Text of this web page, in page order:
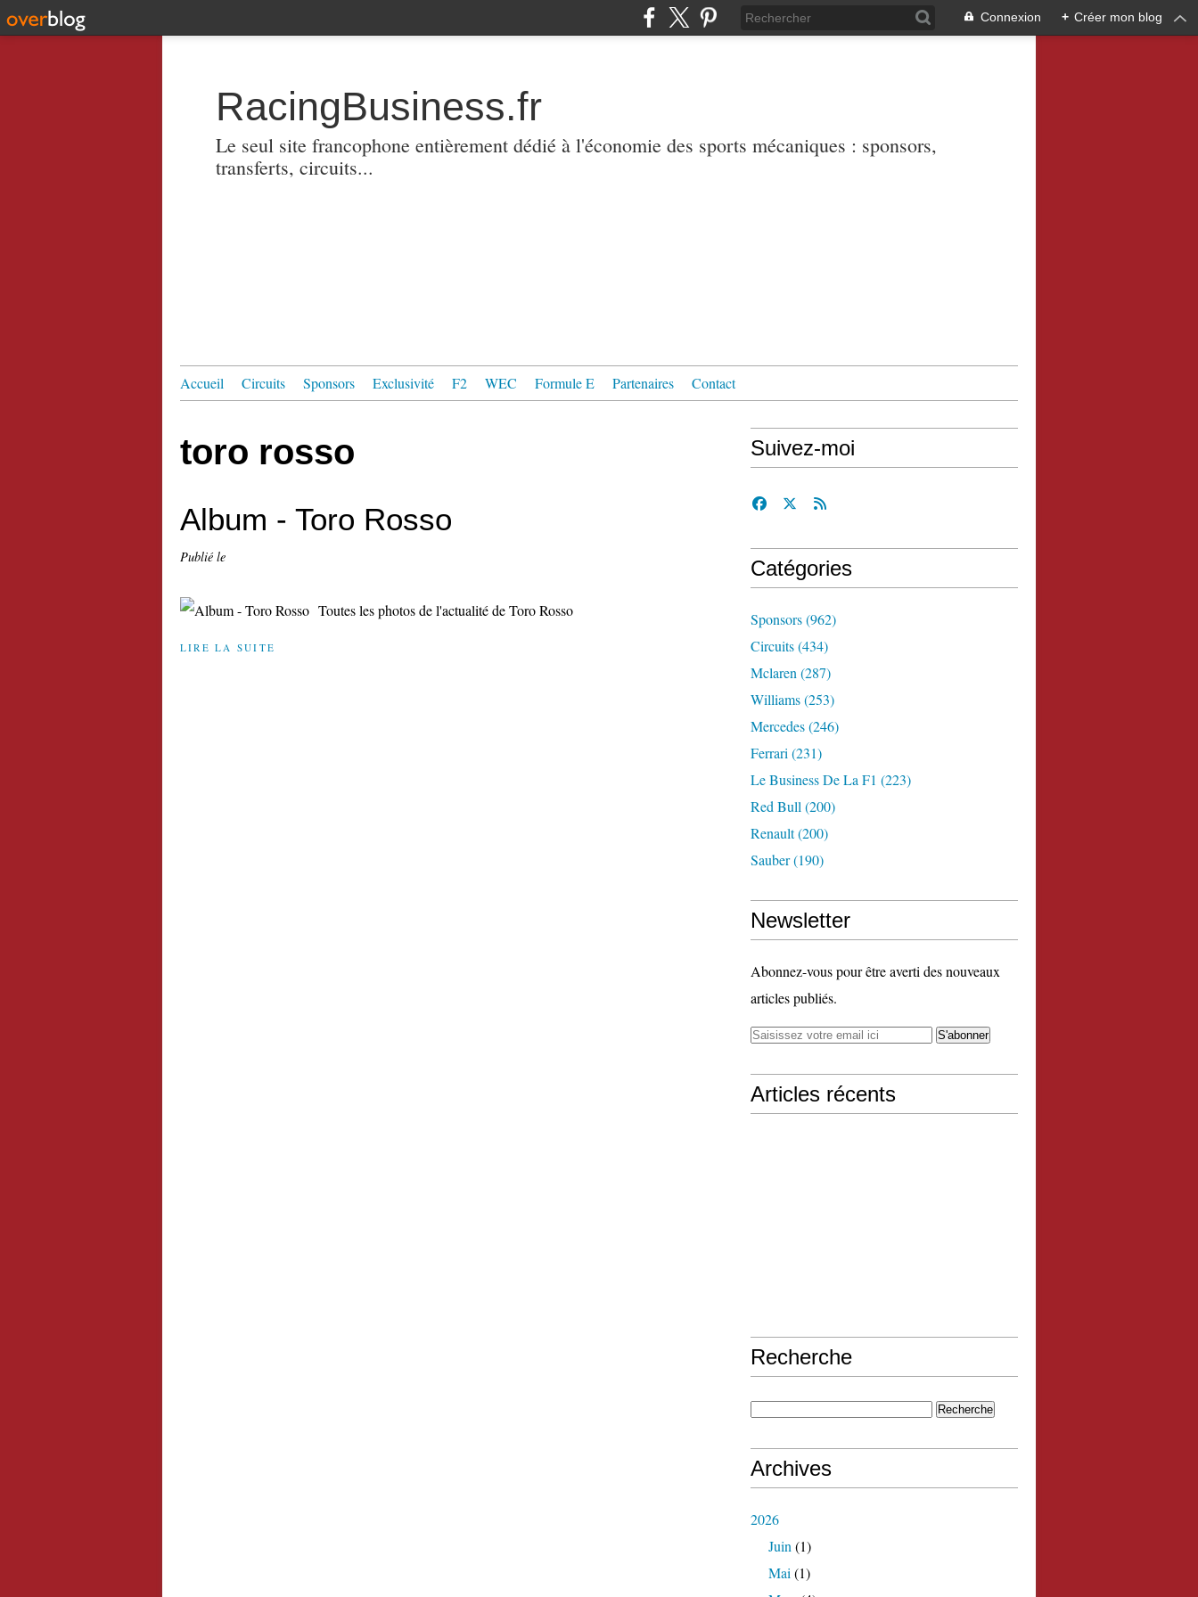
Connexion + Créer mon blog
RacingBusiness.fr
Le seul site francophone entièrement dédié à l'économie des sports mécaniques : sponsors,
transferts, circuits...
Accueil Circuits Sponsors Exclusivité F2 WEC Formule E Partenaires Contact
toro rosso
Album - Toro Rosso
Publié le
Toutes les photos de l'actualité de Toro Rosso
LIRE LA SUITE
Suivez-moi
Catégories
Sponsors(962)
Circuits(434)
Mclaren (287)
Williams(253)
Mercedes(246)
Ferrari (231)
Le Business De La F1 (223)
Red Bull (200)
Renault(200)
Sauber(190)
Newsletter
Abonnez-vous pour être averti des nouveaux
articles publiés.
Articles récents
Recherche
Archives
2026
Juin (1)
Mai (1)